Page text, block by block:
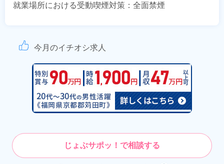
就業場所における受動喫煙対策：全面禁煙
今月のイチオシ求人
じょぶサポッ！で相談する